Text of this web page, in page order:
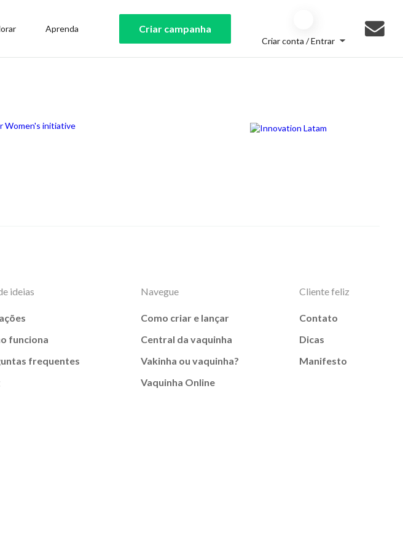
Aprenda Criar campanha
Criar conta / Entrar
ideias
funciona
frequentes
Navegue
Como criar e lançar
Central da vaquinha
Vakinha ou vaquinha?
Vaquinha Online
Cliente feliz
Contato
Dicas
Manifesto